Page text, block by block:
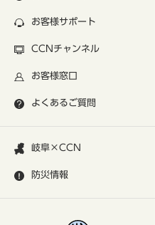
お客様サポート
CCNチャンネル
お客様窓口
よくあるご質問
岐阜×CCN
防災情報